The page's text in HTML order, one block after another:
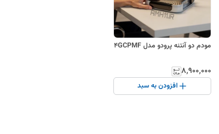
مودم دو آنتنه پرودو مدل 4GCPMF
۸٬۹۰۰٬۰۰۰
افزودن به سبد